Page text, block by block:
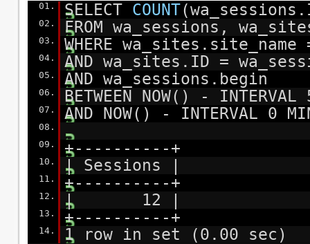
01. SELECT COUNT
02. FROM wa_sessions,
03. WHERE
04. AND wa_sites.ID =
05. AND wa_sessions.begin
06. BETWEEN NOW() - INTERVAL
07. AND NOW() - INTERVAL 0
08.
09.
+----------+
10. | Sessions |
11. +----------+
12. | 12 |
13. +----------+
14.
1 row in set (0.00 sec)